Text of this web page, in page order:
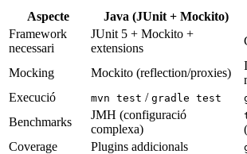
Aspecte Java (JUnit + Mockito)
Framework
necessari
JUnit 5 + Mockito +
extensions
Mocking Mockito (reflection/proxies)
Execució
mvn test / gradle test
Benchmarks
JMH (configuració
complexa)
Coverage
Plugins addicionals